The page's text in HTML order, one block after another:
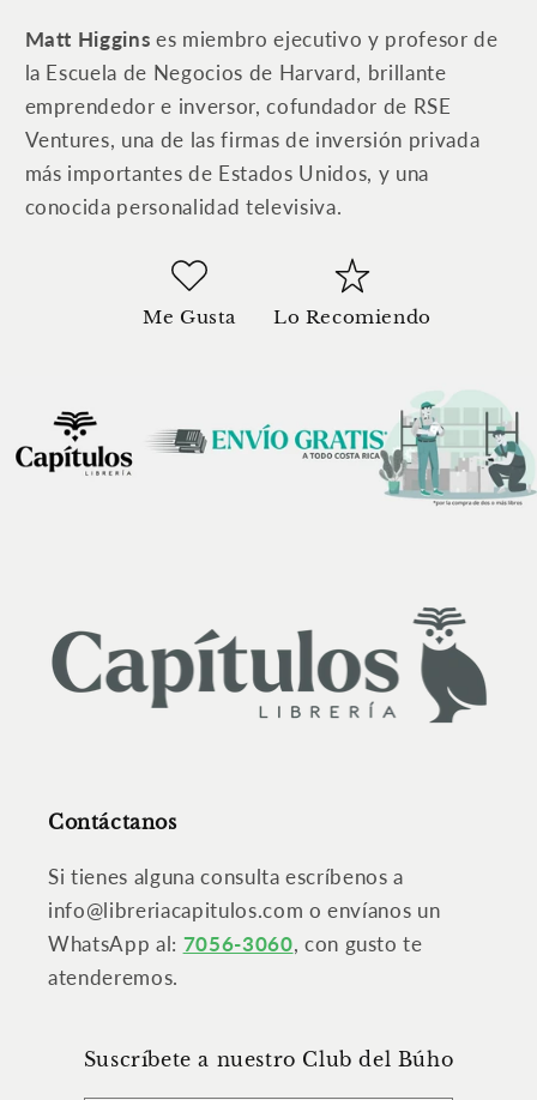
Matt Higgins es miembro ejecutivo y profesor de
la Escuela de Negocios de Harvard, brillante
emprendedor e inversor, cofundador de RSE
Ventures, una de las firmas de inversión privada
más importantes de Estados Unidos, y una
conocida personalidad televisiva.
Me Gusta Lo Recomiendo
Contáctanos
Si tienes alguna consulta escríbenos a
info@libreriacapitulos.com o envíanos un
WhatsApp al: 7056-3060, con gusto te
atenderemos.
Suscríbete a nuestro Club del Búho